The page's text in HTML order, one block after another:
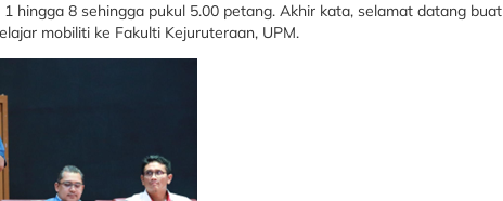
hingga 8 sehingga pukul 5.00 petang. Akhir kata, selamat datang buat
mobiliti ke Fakulti Kejuruteraan, UPM.